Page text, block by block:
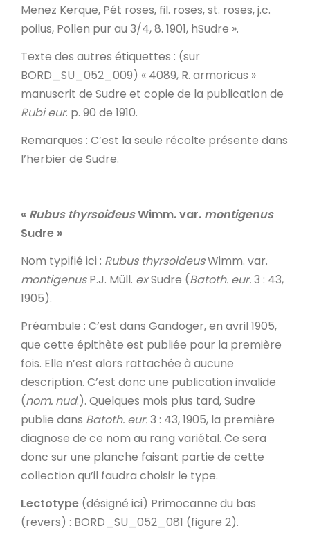
Menez Kerque, Pét roses, fil. roses, st. roses, j.c.
poilus, Pollen pur au 3/4, 8. 1901, hSudre ».
Texte des autres étiquettes : (sur
BORD_SU_052_009) « 4089, R. armoricus »
manuscrit de Sudre et copie de la publication de
Rubi eur. p. 90 de 1910.
Remarques : C’est la seule récolte présente dans
l’herbier de Sudre.
« Rubus thyrsoideusWimm. var. montigenus
Sudre »
Nom typifié ici : Rubus thyrsoideusWimm. var.
montigenusP.J. Müll. exSudre (Batoth. eur.3 : 43,
1905).
Préambule : C’est dans Gandoger, en avril 1905,
que cette épithète est publiée pour la première
fois. Elle n’est alors rattachée à aucune
description. C’est donc une publication invalide
(nom. nud.). Quelques mois plus tard, Sudre
publie dans Batoth. eur.3 : 43, 1905, la première
diagnose de ce nom au rang variétal. Ce sera
donc sur une planche faisant partie de cette
collection qu’il faudra choisir le type.
Lectotype (désigné ici) Primocanne du bas
(revers) : BORD_SU_052_081 (figure 2).